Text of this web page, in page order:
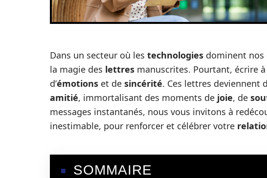
Dans un secteur où les technologies dominent nos
la magie des lettres manuscrites. Pourtant, écrire
d’émotions et de sincérité. Ces lettres deviennent
amitié, immortalisant des moments de joie, de
messages instantanés, nous vous invitons à
inestimable, pour renforcer et célébrer votre
SOMMAIRE